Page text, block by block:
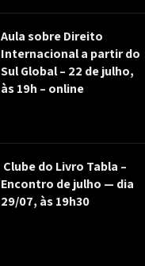
Aula sobre Direito
Internacional a partir do
Sul Global – 22 de julho,
às 19h – online
Clube do Livro Tabla –
Encontro de julho — dia
29/07, às 19h30